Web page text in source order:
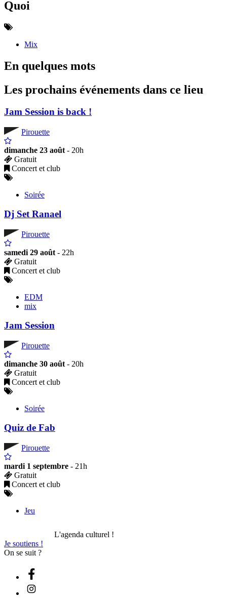
Quoi
Mix
En quelques mots
Les prochains événements dans ce lieu
Jam Session is back !
Pirouette
dimanche 23 août - 20h
Gratuit
Concert et club
Soirée
Dj Set Ranael
Pirouette
samedi 29 août - 22h
Gratuit
Concert et club
EDM
mix
Jam Session
Pirouette
dimanche 30 août - 20h
Gratuit
Concert et club
Soirée
Quiz de Fab
Pirouette
mardi 1 septembre - 21h
Gratuit
Concert et club
Jeu
L'agenda culturel !
Je soutiens !
On se suit ?